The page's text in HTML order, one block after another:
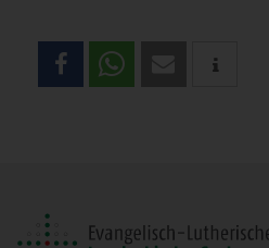
Teilen
Sie